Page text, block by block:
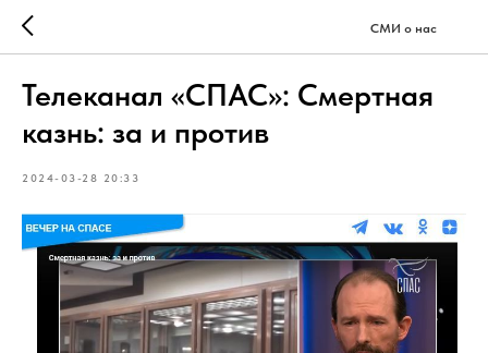
СМИ о нас
Телеканал «СПАС»: Смертная
казнь: за и против
2024-03-28 20:33